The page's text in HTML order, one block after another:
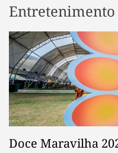
Entretenimento
Doce Maravilha